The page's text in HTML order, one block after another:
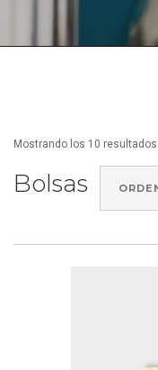
SHOPPING CART
Mostrando los 10 resultados
Bolsas